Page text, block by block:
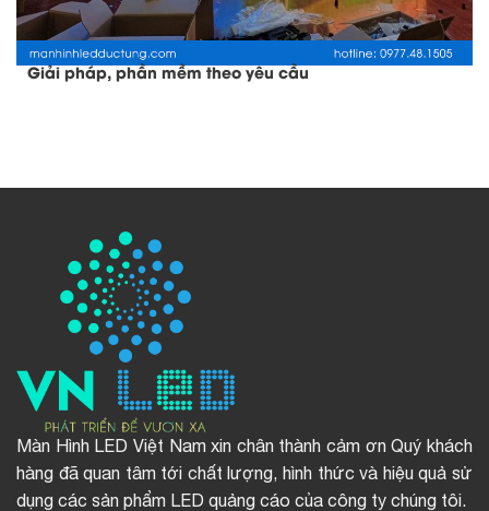
Giải pháp, phần mềm theo yêu cầu
Màn Hình LED Việt Nam xin chân thành cảm ơn Quý khách
hàng đã quan tâm tới chất lượng, hình thức và hiệu quả sử
dụng các sản phẩm LED quảng cáo của công ty chúng tôi.